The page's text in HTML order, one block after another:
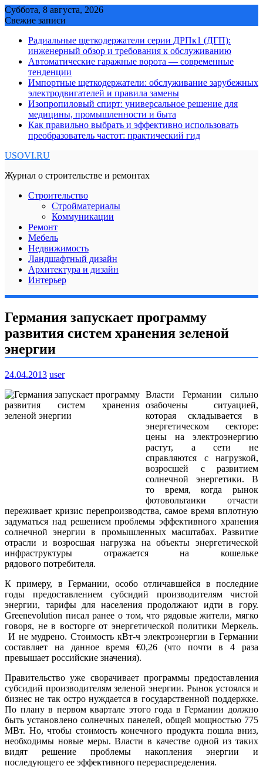
Skip
to
Суббота, 8 августа, 2026
Свежие записи
Радиальные щеткодержатели серии ДРПк1 (ДГП):
инженерный обзор и требования к обслуживанию
Автоматические гаражные ворота — современные
тенденции
Импортные щеткодержатели: обслуживание зарубежных
электродвигателей и правила замены
Изопропиловый спирт: универсальное решение для
медицины, промышленности и быта
Как правильно выбрать и эффективно использовать
преобразователь частот: практический гид
USOVI.RU
Журнал о строительстве и ремонтах
Строительство
Стройматериалы
Коммуникации
Ремонт
Мебель
Недвижимость
Ландшафтный дизайн
Архитектура и дизайн
Интерьер
Германия запускает программу
развития систем хранения зеленой
энергии
24.04.2013 user
Власти Германии сильно
озабочены ситуацией,
которая складывается в
энергетическом секторе:
цены на электроэнергию
растут, а сети не
справляются с нагрузкой,
возросшей с развитием
солнечной энергетики. В
то время, когда рынок
фотовольтаики отчасти
переживает кризис перепроизводства, самое время вплотную
задуматься над решением проблемы эффективного хранения
солнечной энергии в промышленных масштабах. Развитие
отрасли и возросшая нагрузка на объекты энергетической
инфраструктуры отражается на кошельке
рядового потребителя.
К примеру, в Германии, особо отличавшейся в последние
годы предоставлением субсидий производителям чистой
энергии, тарифы для населения продолжают идти в гору.
Greenevolution писал ранее о том, что рядовые жители, мягко
говоря, не в восторге от энергетической политики Меркель.
И не мудрено. Стоимость кВт-ч электроэнергии в Германии
составляет на данное время €0,26 (что почти в 4 раза
превышает российские значения).
Правительство уже сворачивает программы предоставления
субсидий производителям зеленой энергии. Рынок устоялся и
бизнес не так остро нуждается в государственной поддержке.
По плану в первом квартале этого года в Германии должно
быть установлено солнечных панелей, общей мощностью 775
МВт. Но, чтобы стоимость конечного продукта пошла вниз,
необходимы новые меры. Власти в качестве одной из таких
видят решение проблемы накопления энергии и
последующего ее эффективного перераспределения.